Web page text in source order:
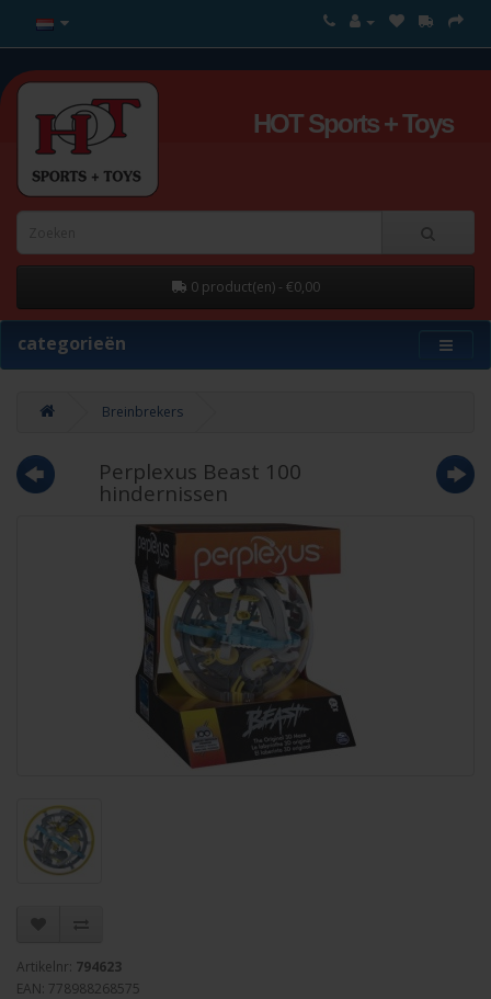
HOT Sports + Toys
0 product(en) - €0,00
categorieën
Breinbrekers
Perplexus Beast 100
hindernissen
Artikelnr: 794623
EAN: 778988268575